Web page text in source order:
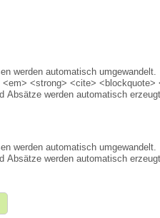
werden automatisch umgewandelt.
<em> <strong> <cite>
Absätze werden automatisch erzeugt.
werden automatisch umgewandelt.
Absätze werden automatisch